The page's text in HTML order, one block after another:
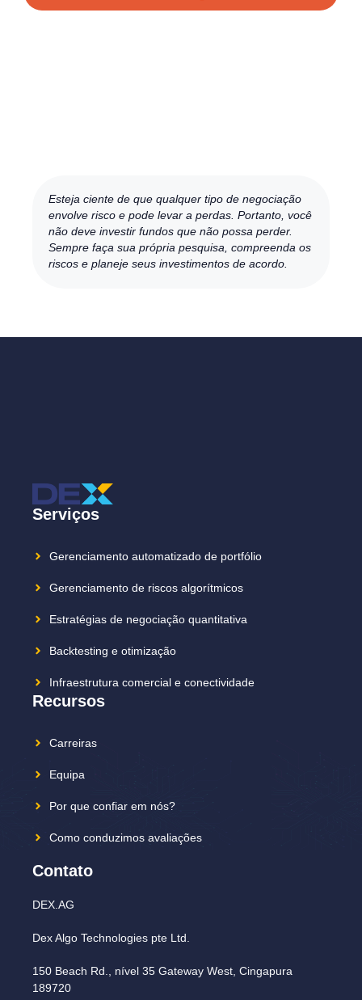
Esteja ciente de que qualquer tipo de negociação
envolve risco e pode levar a perdas. Portanto, você
não deve investir fundos que não possa perder.
Sempre faça sua própria pesquisa, compreenda os
riscos e planeje seus investimentos de acordo.
Serviços
Gerenciamento automatizado de portfólio
Gerenciamento de riscos algorítmicos
Estratégias de negociação quantitativa
Backtesting e otimização
Infraestrutura comercial e conectividade
Recursos
Carreiras
Equipa
Por que confiar em nós?
Como conduzimos avaliações
Contato
DEX.AG
Dex Algo Technologies pte Ltd.
150 Beach Rd., nível 35 Gateway West, Cingapura
189720